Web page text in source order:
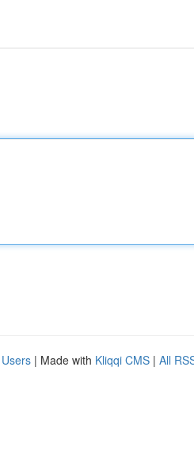
| Made with Kliqqi CMS | All